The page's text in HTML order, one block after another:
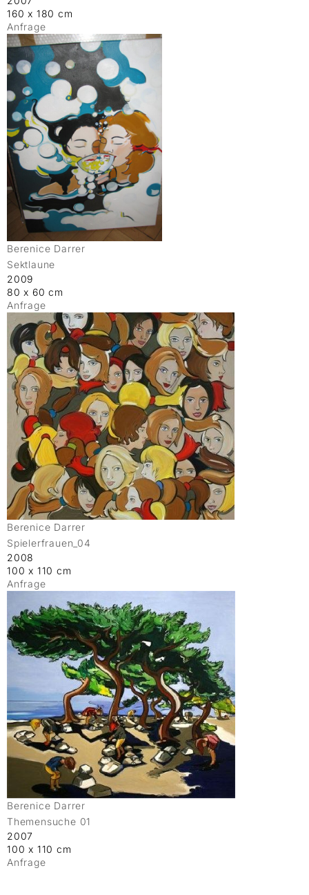
160 x 180 cm
Anfrage
Berenice Darrer
Sektlaune
2009
80 x 60 cm
Anfrage
Berenice Darrer
Spielerfrauen_04
2008
100 x 110 cm
Anfrage
Berenice Darrer
Themensuche 01
2007
100 x 110 cm
Anfrage